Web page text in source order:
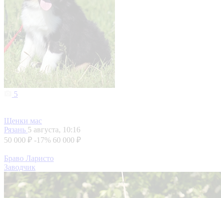
5
Щенки мас
Рязань 5 августа, 10:16
50 000 ₽ -17% 60 000 ₽
Браво Ларисто
Заводчик